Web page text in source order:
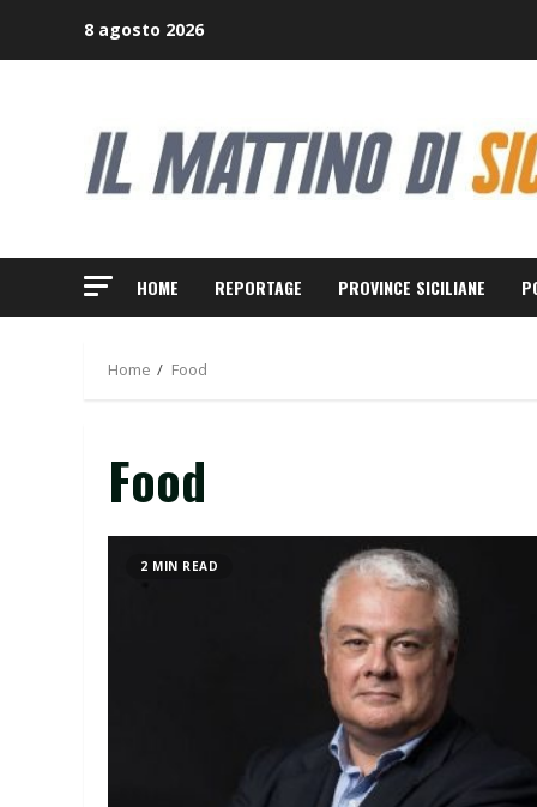
8 agosto 2026
HOME REPORTAGE PROVINCE SICILIANE
Home Food
Food
2 MIN READ